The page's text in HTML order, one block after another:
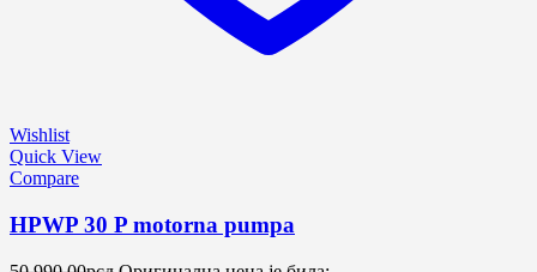
Wishlist
Quick View
Compare
HPWP 30 P motorna pumpa